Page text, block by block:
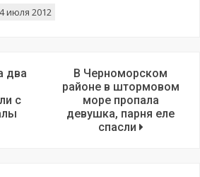
июля 2012
два
с
В Черноморском
районе в штормовом
море пропала
девушка, парня еле
спасли